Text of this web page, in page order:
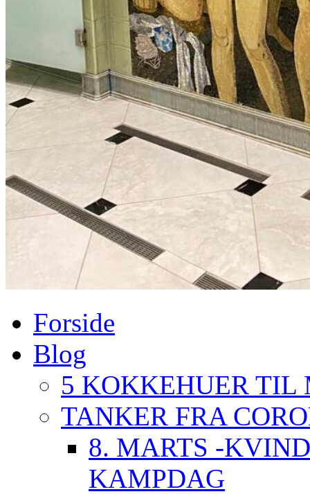
Forside
Blog
5 KOKKEHUER TIL
TANKER FRA
8. MARTS -
KAMPDAG